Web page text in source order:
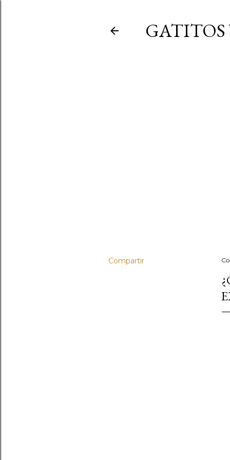
GATITOS
Compartir